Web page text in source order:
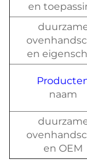
en
en
naam
en OEM